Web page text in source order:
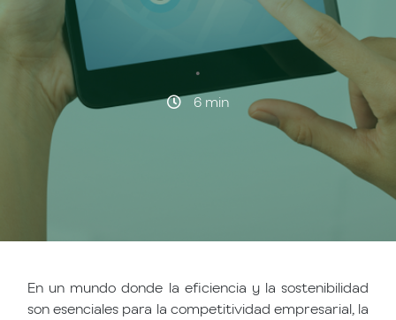
·
6 min
En un mundo donde la eficiencia y la sostenibilidad
son esenciales para la competitividad empresarial, la